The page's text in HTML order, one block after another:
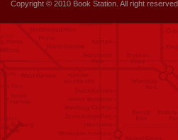
Copyright © 2010 Book Station. All right reserved